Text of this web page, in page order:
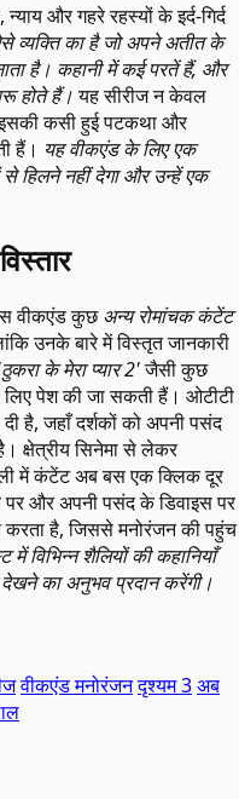
और गहरे रहस्यों के इर्द-गिर्द
व्यक्ति का है जो अपने अतीत के
है। कहानी में कई परतें हैं, और
होते हैं।यह सीरीज न केवल
इसकी कसी हुई पटकथा और
हैं। यह वीकएंड के लिए एक
से हिलने नहीं देगा और उन्हें एक
वीकएंड कुछअन्य रोमांचक कंटेंट
उनके बारे में विस्तृत जानकारी
के मेरा प्यार 2'जैसी कुछ
लिए पेश की जा सकती हैं। ओटीटी
है, जहाँ दर्शकों को अपनी पसंद
क्षेत्रीय सिनेमा से लेकर
में कंटेंट अब बस एक क्लिक दूर
और अपनी पसंद के डिवाइस पर
है, जिससे मनोरंजन की पहुंच
विभिन्न शैलियों की कहानियाँ
देखने का अनुभव प्रदान करेंगी।
वीकएंड मनोरंजनदृश्यम 3अब